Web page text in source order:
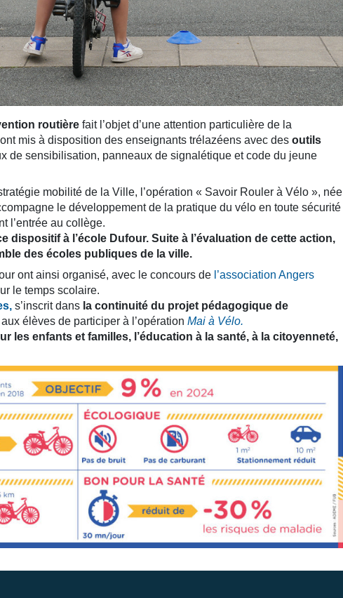
routière fait l’objet d’une attention particulière de la
mis à disposition des enseignants trélazéens avec des outils
de sensibilisation, panneaux de signalétique et code du jeune
mobilité de la Ville, l’opération « Savoir Rouler à Vélo », née
le développement de la pratique du vélo en toute sécurité
l’entrée au collège.
dispositif à l’école Dufour. Suite à l’évaluation de cette action,
des écoles publiques de la ville.
ont ainsi organisé, avec le concours de l’association Angers
le temps scolaire.
s’inscrit dans la continuité du projet pédagogique de
élèves de participer à l’opération Mai à Vélo.
les enfants et familles, l’éducation à la santé, à la citoyenneté,